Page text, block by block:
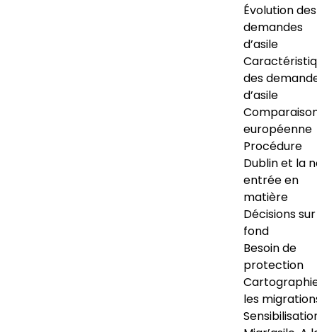
Évolution des
demandes
d’asile
des
d’asile
européenne
Procédure
Dublin et la
entrée en
matière
Décisions
fond
Besoin de
protection
les